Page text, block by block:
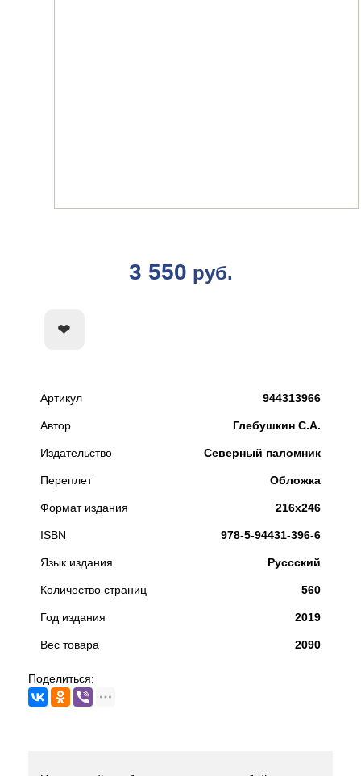
3 550 руб.
Артикул 944313966
Автор Глебушкин С.А.
Издательство Северный паломник
Переплет Обложка
Формат издания 216х246
ISBN 978-5-94431-396-6
Язык издания Руссский
Количество страниц 560
Год издания 2019
Вес товара 2090
Поделиться: